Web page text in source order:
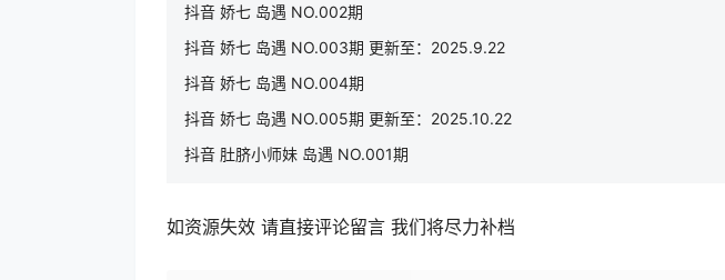
抖音 娇七 岛遇 NO.002期
抖音 娇七 岛遇 NO.003期 更新至：2025.9.22
抖音 娇七 岛遇 NO.004期
抖音 娇七 岛遇 NO.005期 更新至：2025.10.22
抖音 肚脐小师妹 岛遇 NO.001期
如资源失效 请直接评论留言 我们将尽力补档